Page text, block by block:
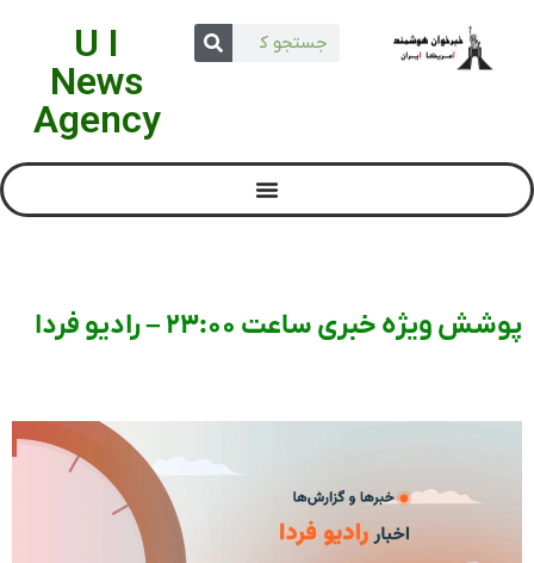
U I
News
Agency
پوشش ویژه خبری ساعت ۲۳:۰۰ – رادیو فردا